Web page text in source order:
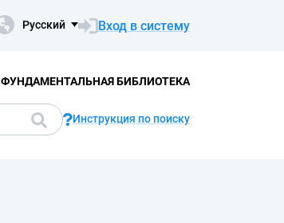
Русский Вход в систему
ФУНДАМЕНТАЛЬНАЯ БИБЛИОТЕКА
Инструкция по поиску